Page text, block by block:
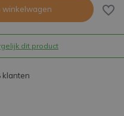
winkelwagen
dit product
klanten